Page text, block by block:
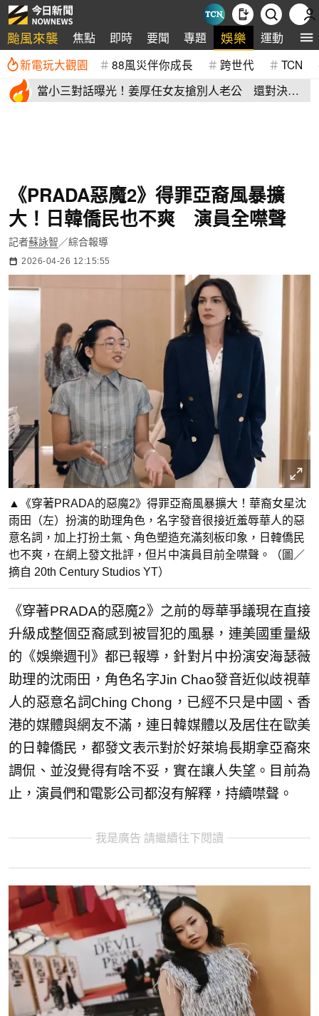
颱風來襲 焦點 即時 要聞 專題 娛樂 運動 全
新電玩大觀園 88風災伴你成長 跨世代 TCN
當小三對話曝光！姜厚任女友搶別人老公 還對決正
《PRADA惡魔2》得罪亞裔風暴擴
大！日韓僑民也不爽 演員全噤聲
記者蘇詠智 ／綜合報導
2026-04-26 12:15:55
▲《穿著PRADA的惡魔2》得罪亞裔風暴擴大！華裔女星沈
雨田（左）扮演的助理角色，名字發音很接近羞辱華人的惡
意名詞，加上打扮土氣、角色塑造充滿刻板印象，日韓僑民
也不爽，在網上發文批評，但片中演員目前全噤聲。（圖／
摘自 20th Century Studios YT）
《穿著PRADA的惡魔2》之前的辱華爭議現在直接
升級成整個亞裔感到被冒犯的風暴，連美國重量級
的《娛樂週刊》都已報導，針對片中扮演安海瑟薇
助理的沈雨田，角色名字Jin Chao發音近似歧視華
人的惡意名詞Ching Chong，已經不只是中國、香
港的媒體與網友不滿，連日韓媒體以及居住在歐美
的日韓僑民，都發文表示對於好萊塢長期拿亞裔來
調侃、並沒覺得有啥不妥，實在讓人失望。目前為
止，演員們和電影公司都沒有解釋，持續噤聲。
我是廣告 請繼續往下閱讀